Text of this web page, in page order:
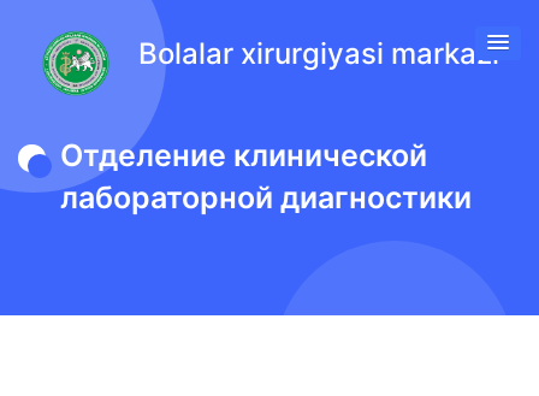
Bolalar xirurgiyasi markazi
Отделение клинической
лабораторной диагностики